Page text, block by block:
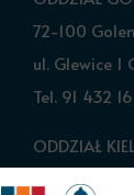
72-100
ul. Glewice 1
Tel. 91 432
ODDZIAŁ